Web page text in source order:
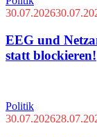
30.07.2026
EEG und
statt blockieren!
Politik
30.07.2026